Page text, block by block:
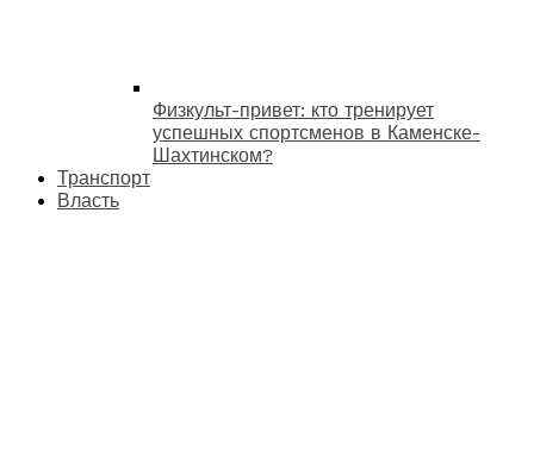
Физкульт-привет: кто тренирует
успешных спортсменов в Каменске-
Шахтинском?
Транспорт
Власть